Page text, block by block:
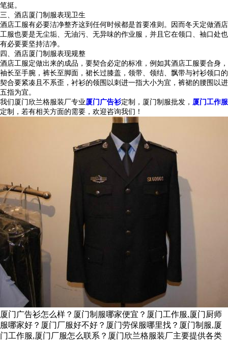
笔挺。
三、酒店厦门制服表现卫生
酒店工服有必要洁净整齐这到任何时候都是首要准则。因而冬天定做酒店
工服也要是无尘垢、无油污、无异味的作业服，并且它在领口、袖口处也
有必要要坚持洁净。
四、酒店厦门制服表现规整
酒店工服定做出来的成品，要契合必定的标准，例如其酒店工服要合身，
袖长至手腕，裤长至脚面，裙长过膝盖，领带、领结、飘带与衬衫领口的
契合要紧凑且不系歪，衬衫的领围以刺进一指大小为宜，裤裙的腰围以进
五指为宜。
我们厦门欣兰格服装厂专业厦门广告衫定制，厦门制服批发， 厦门工作服
定制，若有相关方面的需要，欢迎咨询我们！
厦门广告衫怎么样？厦门制服哪家便宜？厦门工作服,厦门厨师
服哪家好？厦门厂服好不好？厦门劳保服哪里找？厦门制服,厦
门工作服,厦门厂服怎么联系？厦门欣兰格服装厂主要提供各类